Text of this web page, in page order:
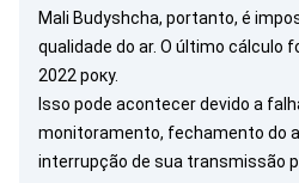
Mali Budyshcha, portanto, é
qualidade do ar. O último cálculo
2022 року.
Isso pode acontecer devido a
monitoramento, fechamento do
interrupção de sua transmissão